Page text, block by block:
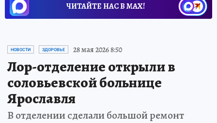
ЧИТАЙТЕ НАС В МАХ!
НОВОСТИ ЗДОРОВЬЕ 28 мая 2026 8:50
Лор-отделение открыли в
соловьевской больнице
Ярославля
В отделении сделали большой ремонт